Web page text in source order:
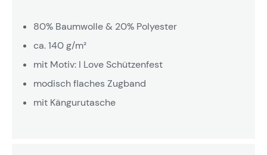
80% Baumwolle & 20% Polyester
ca. 140 g/m²
mit Motiv: I Love Schützenfest
modisch flaches Zugband
mit Kängurutasche